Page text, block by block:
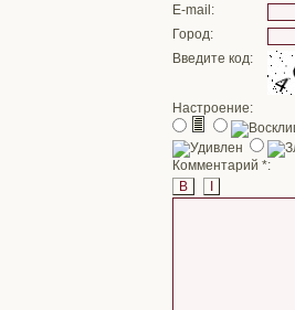
E-mail:
Город:
Введите код:
Настроение:
Комментарий *:
B
I